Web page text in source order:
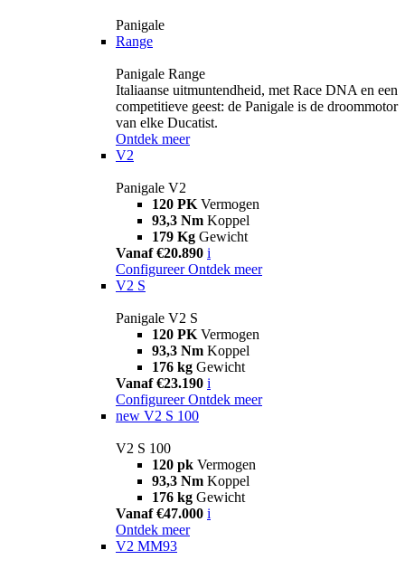
Panigale
Range
Panigale Range
Italiaanse uitmuntendheid, met Race DNA en een
competitieve geest: de Panigale is de droommotor
van elke Ducatist.
Ontdek meer
V2
Panigale V2
120 PK Vermogen
93,3 Nm Koppel
179 Kg Gewicht
Vanaf €20.890 i
Configureer Ontdek meer
V2 S
Panigale V2 S
120 PK Vermogen
93,3 Nm Koppel
176 kg Gewicht
Vanaf €23.190 i
Configureer Ontdek meer
new V2 S 100
V2 S 100
120 pk Vermogen
93,3 Nm Koppel
176 kg Gewicht
Vanaf €47.000 i
Ontdek meer
V2 MM93